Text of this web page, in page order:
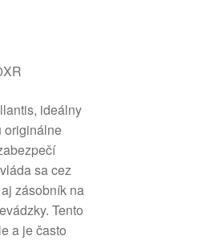
ideálny
originálne
sa cez
zásobník na
Tento
a je často